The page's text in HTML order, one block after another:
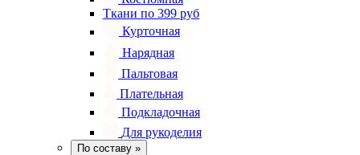
Ткани по 399 руб
Курточная
Нарядная
Пальтовая
Плательная
Подкладочная
Для рукоделия
По составу »